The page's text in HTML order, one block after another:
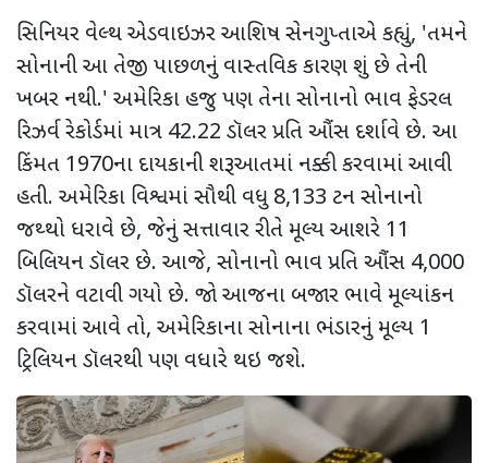
સિનિયર વેલ્થ એડવાઇઝર આશિષ સેનગુપ્તાએ કહ્યું, 'તમને
સોનાની આ તેજી પાછળનું વાસ્તવિક કારણ શું છે તેની
ખબર નથી.' અમેરિકા હજુ પણ તેના સોનાનો ભાવ ફેડરલ
રિઝર્વ રેકોર્ડમાં માત્ર 42.22 ડૉલર પ્રતિ ઔંસ દર્શાવે છે. આ
કિંમત 1970ના દાયકાની શરૂઆતમાં નક્કી કરવામાં આવી
હતી. અમેરિકા વિશ્વમાં સૌથી વધુ8,133 ટન સોનાનો
જથ્થો ધરાવે છે, જેનું સત્તાવાર રીતે મૂલ્ય આશરે 11
બિલિયન ડૉલર છે. આજે, સોનાનો ભાવ પ્રતિ ઔંસ 4,000
ડૉલરને વટાવી ગયો છે. જો આજના બજાર ભાવે મૂલ્યાંકન
કરવામાં આવે તો, અમેરિકાના સોનાના ભંડારનું મૂલ્ય 1
ટ્રિલિયન ડૉલરથી પણ વધારે થઇ જશે.